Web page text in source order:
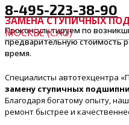
8-495-223-38-90
Проконсультируем по
предварительную стоимость
время.
ЗАМЕНА СТУПИЧНЫХ
МОСКВЕ (САО)
Специалисты автотехцентра
замену ступичных
Благодаря богатому опыту,
ремонт быстрее и